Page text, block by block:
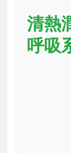
清熱
呼吸